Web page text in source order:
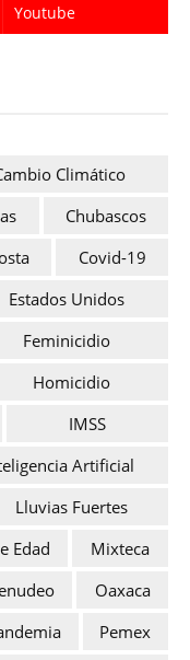
Youtube
Climático
Chubascos
Covid-19
Estados Unidos
Feminicidio
Homicidio
IMSS
Artificial
Lluvias Fuertes
Edad
Mixteca
Oaxaca
Pemex